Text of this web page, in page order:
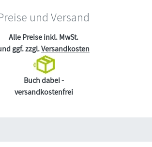
und Versand
Alle Preise inkl. MwSt.
ggf. zzgl.Versandkosten
Buch dabei -
versandkostenfrei